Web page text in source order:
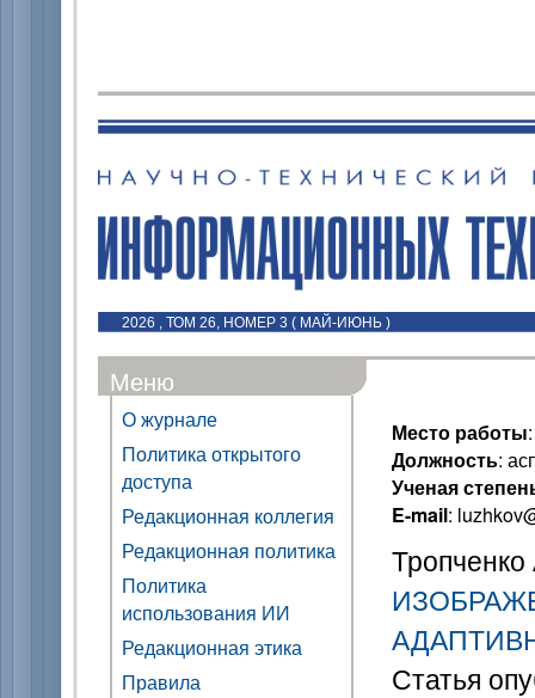
2026 , ТОМ 26, НОМЕР 3 ( МАЙ-ИЮНЬ )
Меню
О журнале
Политика открытого
доступа
Редакционная коллегия
Редакционная политика
Политика
использования ИИ
Редакционная этика
Правила
Место работы
Должность:
Ученая
E-mail:
Статья